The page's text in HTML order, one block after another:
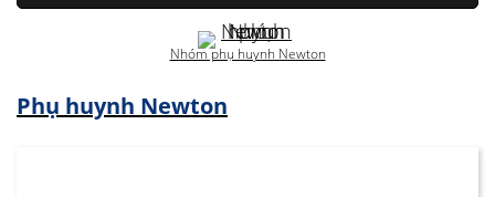
Phụ huynh Newton
Nhóm phụ huynh Newton